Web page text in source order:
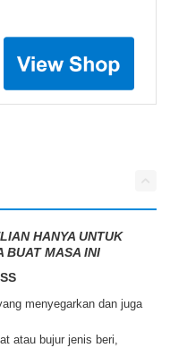
HANYA UNTUK
BUAT MASA INI
menyegarkan dan juga
atau bujur jenis beri,